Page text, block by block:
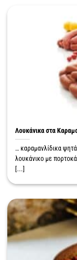
Λουκάνικα στα
… καραμανλίδικα
λουκάνικο με
[...]